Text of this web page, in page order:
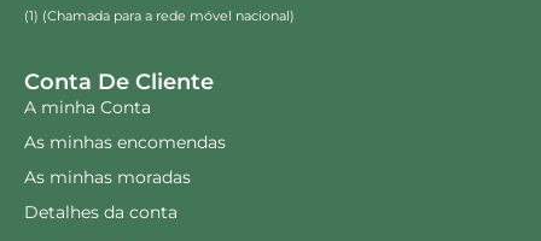
(1) (Chamada para a rede móvel nacional)
Conta De Cliente
A minha Conta
As minhas encomendas
As minhas moradas
Detalhes da conta